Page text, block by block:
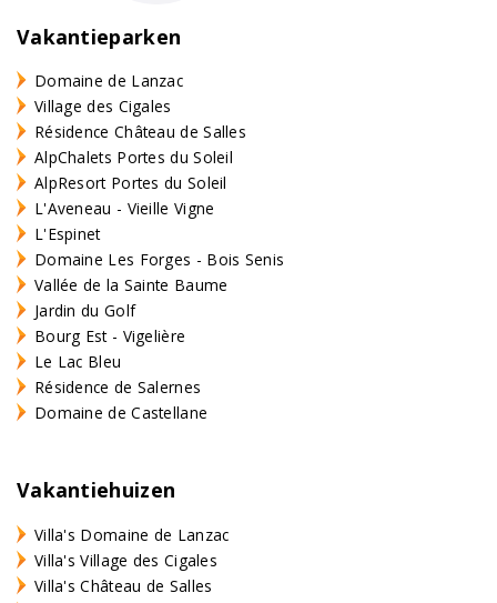
Vakantieparken
Domaine de Lanzac
Village des Cigales
Résidence Château de Salles
AlpChalets Portes du Soleil
AlpResort Portes du Soleil
L'Aveneau - Vieille Vigne
L'Espinet
Domaine Les Forges - Bois Senis
Vallée de la Sainte Baume
Jardin du Golf
Bourg Est - Vigelière
Le Lac Bleu
Résidence de Salernes
Domaine de Castellane
Vakantiehuizen
Villa's Domaine de Lanzac
Villa's Village des Cigales
Villa's Château de Salles